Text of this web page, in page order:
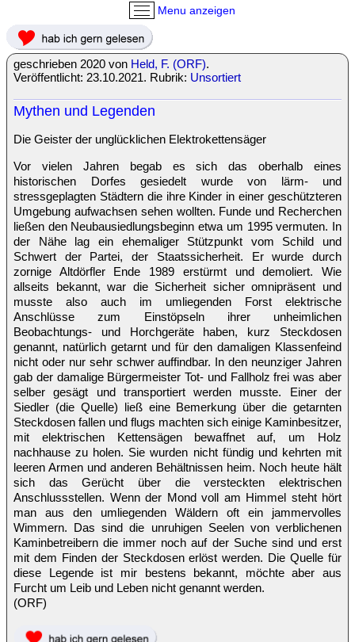
Menu anzeigen
geschrieben 2020 von Held, F. (ORF).
Veröffentlicht: 23.10.2021. Rubrik: Unsortiert
Mythen und Legenden
Die Geister der unglücklichen Elektrokettensäger
Vor vielen Jahren begab es sich das oberhalb eines
historischen Dorfes gesiedelt wurde von lärm- und
stressgeplagten Städtern die ihre Kinder in einer geschützteren
Umgebung aufwachsen sehen wollten. Funde und Recherchen
ließen den Neubausiedlungsbeginn etwa um 1995 vermuten. In
der Nähe lag ein ehemaliger Stützpunkt vom Schild und
Schwert der Partei, der Staatssicherheit. Er wurde durch
zornige Altdörfler Ende 1989 erstürmt und demoliert. Wie
allseits bekannt, war die Sicherheit sicher omnipräsent und
musste also auch im umliegenden Forst elektrische
Anschlüsse zum Einstöpseln ihrer unheimlichen
Beobachtungs- und Horchgeräte haben, kurz Steckdosen
genannt, natürlich getarnt und für den damaligen Klassenfeind
nicht oder nur sehr schwer auffindbar. In den neunziger Jahren
gab der damalige Bürgermeister Tot- und Fallholz frei was aber
selber gesägt und transportiert werden musste. Einer der
Siedler (die Quelle) ließ eine Bemerkung über die getarnten
Steckdosen fallen und flugs machten sich einige Kaminbesitzer,
mit elektrischen Kettensägen bewaffnet auf, um Holz
nachhause zu holen. Sie wurden nicht fündig und kehrten mit
leeren Armen und anderen Behältnissen heim. Noch heute hält
sich das Gerücht über die versteckten elektrischen
Anschlussstellen. Wenn der Mond voll am Himmel steht hört
man aus den umliegenden Wäldern oft ein jammervolles
Wimmern. Das sind die unruhigen Seelen von verblichenen
Kaminbetreibern die immer noch auf der Suche sind und erst
mit dem Finden der Steckdosen erlöst werden. Die Quelle für
diese Legende ist mir bestens bekannt, möchte aber aus
Furcht um Leib und Leben nicht genannt werden.
(ORF)